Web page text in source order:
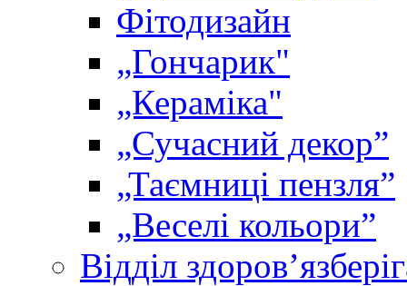
Фітодизайн
„Гончарик"
„Кераміка"
„Сучасний декор”
„Таємниці пензля”
„Веселі кольори”
Відділ